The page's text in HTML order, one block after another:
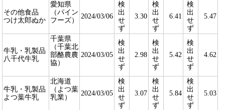
その他食品
つけ太郎ぬか
愛知県
（パイン
フーズ）
2024/03/06
検
出
せ
ず
3.30
検
出
せ
ず
6.41
検
出
せ
ず
5.47
牛乳・乳製品
八千代牛乳
千葉県
（千葉北
部酪農農
協）
2024/03/05
検
出
せ
ず
2.98
検
出
せ
ず
5.42
検
出
せ
ず
4.62
牛乳・乳製品
よつ葉牛乳
北海道
（よつ葉
乳業）
2024/03/05
検
出
せ
ず
3.07
検
出
せ
ず
5.84
検
出
せ
ず
5.03